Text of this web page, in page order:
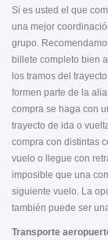
Si es usted el que
una mejor
grupo.
billete completo bien
los tramos del
formen parte de la
compra se haga con
trayecto de ida o
compra con distintas
vuelo o llegue con
imposible que una
siguiente vuelo. La
también puede ser
Transporte